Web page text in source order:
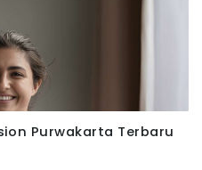
Purwakarta Terbaru